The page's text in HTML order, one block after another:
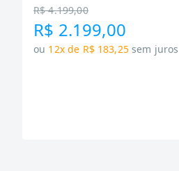
R$ 4.199,00
R$ 2.199,00
ou 12x de R$ 183,25 sem juros